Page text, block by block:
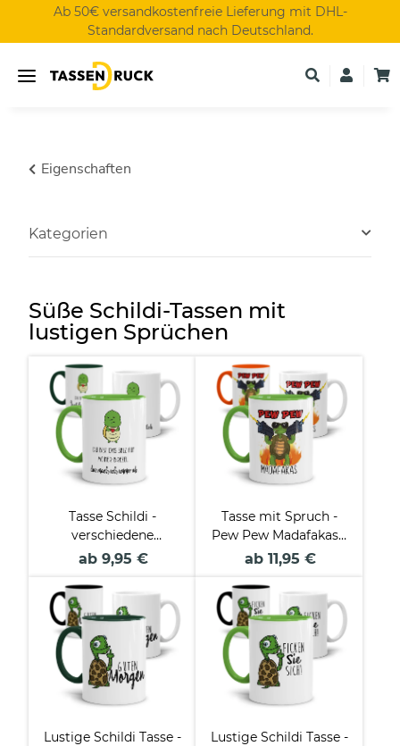
Ab 50€ versandkostenfreie Lieferung mit DHL-
Standardversand nach Deutschland.
Eigenschaften
Süße Schildi-Tassen mit
lustigen Sprüchen
Tasse Schildi -
verschiedene
Sprüche-
ab 9,95 €
Tasse mit Spruch -
Pew Pew Madafakas -
Schildkröte
ab 11,95 €
Lustige Schildi Tasse -
Lustige Schildi Tasse -
Kategorien